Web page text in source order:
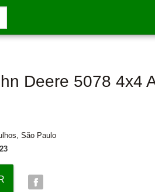
Deere 5078 4x4
São Paulo